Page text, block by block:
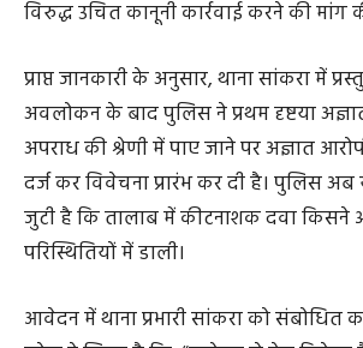
चाचाओं को लगभग 3 लाख रुपये की आर्थिक
पुलिस से मामले की जांच कर दोषियों की
विरुद्ध उचित कानूनी कार्रवाई करने की मांग
प्राप्त जानकारी के अनुसार, थाना सांकरा में
अवलोकन के बाद पुलिस ने प्रथम दृष्टया
अपराध की श्रेणी में पाए जाने पर अज्ञात
दर्ज कर विवेचना प्रारंभ कर दी है। पुलिस अब
जुटी है कि तालाब में कीटनाशक दवा किसने
परिस्थितियों में डाली।